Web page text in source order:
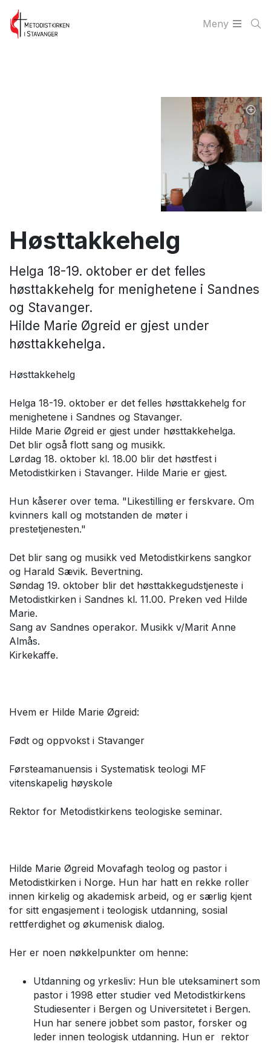
Meny
Høsttakkehelg
Helga 18-19. oktober er det felles
høsttakkehelg for menighetene i Sandnes
og Stavanger.
Hilde Marie Øgreid er gjest under
høsttakkehelga.
Høsttakkehelg
Helga 18-19. oktober er det felles høsttakkehelg for
menighetene i Sandnes og Stavanger.
Hilde Marie Øgreid er gjest under høsttakkehelga.
Det blir også flott sang og musikk.
Lørdag 18. oktober kl. 18.00 blir det høstfest i
Metodistkirken i Stavanger. Hilde Marie er gjest.
Hun kåserer over tema. "Likestilling er ferskvare. Om
kvinners kall og motstanden de møter i
prestetjenesten."
Det blir sang og musikk ved Metodistkirkens sangkor
og Harald Sævik. Bevertning.
Søndag 19. oktober blir det høsttakkegudstjeneste i
Metodistkirken i Sandnes kl. 11.00. Preken ved Hilde
Marie.
Sang av Sandnes operakor. Musikk v/Marit Anne
Almås.
Kirkekaffe.
Hvem er Hilde Marie Øgreid:
Født og oppvokst i Stavanger
Førsteamanuensis i Systematisk teologi MF
vitenskapelig høyskole
Rektor for Metodistkirkens teologiske seminar.
Hilde Marie Øgreid Movafagh teolog og pastor i
Metodistkirken i Norge. Hun har hatt en rekke roller
innen kirkelig og akademisk arbeid, og er særlig kjent
for sitt engasjement i teologisk utdanning, sosial
rettferdighet og økumenisk dialog.
Her er noen nøkkelpunkter om henne:
Utdanning og yrkesliv: Hun ble uteksaminert som
pastor i 1998 etter studier ved Metodistkirkens
Studiesenter i Bergen og Universitetet i Bergen.
Hun har senere jobbet som pastor, forsker og
leder innen teologisk utdanning. Hun er rektor